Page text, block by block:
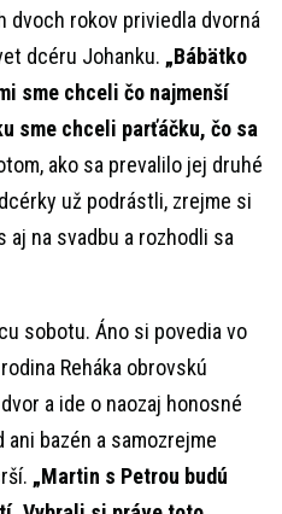
dvoch rokov priviedla dvorná
dcéru Johanku. „Bábätko
sme chceli čo najmenší
sme chceli parťáčku, čo sa
ako sa prevalilo jej druhé
už podrástli, zrejme si
aj na svadbu a rozhodli sa
sobotu. Áno si povedia vo
Reháka obrovskú
a ide o naozaj honosné
bazén a samozrejme
„Martin s Petrou budú